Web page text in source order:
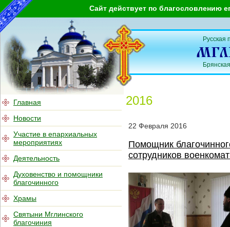
Сайт действует по благословлению
Главная
Новости
Участие в епархиальных
мероприятиях
Деятельность
Духовенство и помощники
благочинного
Храмы
Святыни Мглинского
благочиния
Русская
2016
22 Февраля 2016
Помощник
сотрудников